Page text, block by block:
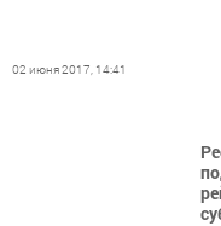
02 июня 2017, 14:41